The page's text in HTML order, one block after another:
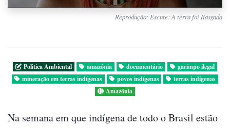
Reprodução: Escute: A terra foi Rasgada
Politica Ambiental amazônia documentário
garimpo ilegal
mineração em terras indígenas
povos indígenas
terras indígenas
Amazônia
Na semana em que indígena de todo o Brasil estão